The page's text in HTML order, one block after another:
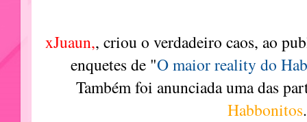
xJuaun,, criou o verdadeiro caos, ao
enquetes de "O maior reality do
Também foi anunciada uma das
Habbonitos.